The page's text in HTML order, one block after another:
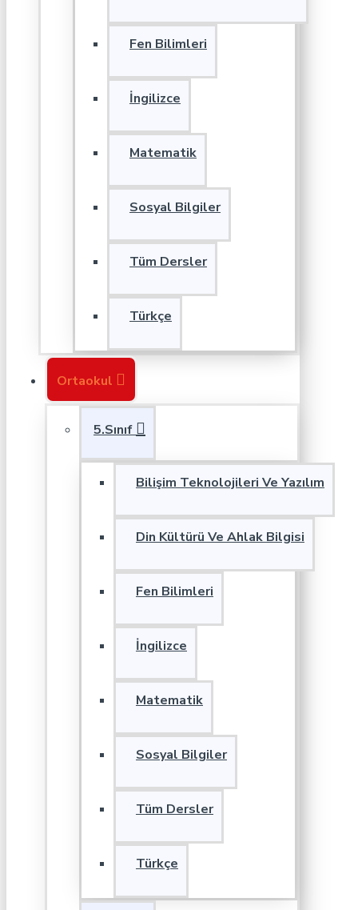
Fen Bilimleri
İngilizce
Matematik
Sosyal Bilgiler
Tüm Dersler
Türkçe
Ortaokul
5.Sınıf
Bilişim Teknolojileri Ve Yazılım
Din Kültürü Ve Ahlak Bilgisi
Fen Bilimleri
İngilizce
Matematik
Sosyal Bilgiler
Tüm Dersler
Türkçe